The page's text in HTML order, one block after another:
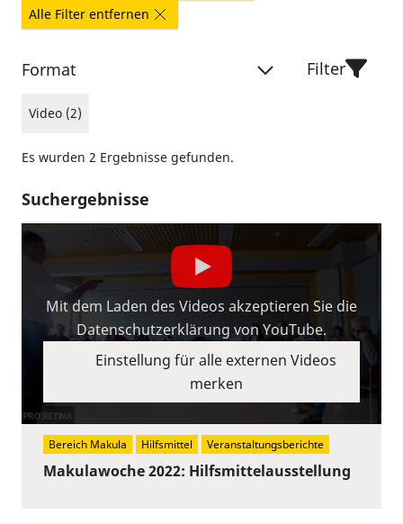
Alle Filter entfernen
Format
Video (2)
Filter
Es wurden 2 Ergebnisse gefunden.
Suchergebnisse
Makulawoche 2022: Hilfsmittelausstellung
Mit dem Laden des Videos akzeptieren Sie die
Datenschutzerklärung von YouTube.
Einstellung für alle externen Videos
merken
Bereich Makula Hilfsmittel Veranstaltungsberichte